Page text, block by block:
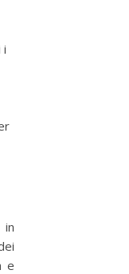
i
in
e